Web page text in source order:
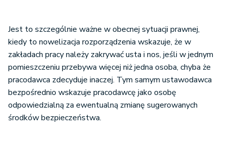
Jest to szczególnie ważne w obecnej sytuacji prawnej,
kiedy to nowelizacja rozporządzenia wskazuje, że w
zakładach pracy należy zakrywać usta i nos, jeśli w jednym
pomieszczeniu przebywa więcej niż jedna osoba, chyba że
pracodawca zdecyduje inaczej. Tym samym ustawodawca
bezpośrednio wskazuje pracodawcę jako osobę
odpowiedzialną za ewentualną zmianę sugerowanych
środków bezpieczeństwa.